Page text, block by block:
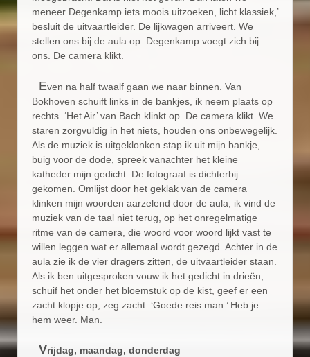
meneer Degenkamp iets moois uitzoeken, licht klassiek,’
besluit de uitvaartleider. De lijkwagen arriveert. We
stellen ons bij de aula op. Degenkamp voegt zich bij
ons. De camera klikt.
Even na half twaalf gaan we naar binnen. Van
Bokhoven schuift links in de bankjes, ik neem plaats op
rechts. ‘Het Air’ van Bach klinkt op. De camera klikt. We
staren zorgvuldig in het niets, houden ons onbewegelijk.
Als de muziek is uitgeklonken stap ik uit mijn bankje,
buig voor de dode, spreek vanachter het kleine
katheder mijn gedicht. De fotograaf is dichterbij
gekomen. Omlijst door het geklak van de camera
klinken mijn woorden aarzelend door de aula, ik vind de
muziek van de taal niet terug, op het onregelmatige
ritme van de camera, die woord voor woord lijkt vast te
willen leggen wat er allemaal wordt gezegd. Achter in de
aula zie ik de vier dragers zitten, de uitvaartleider staan.
Als ik ben uitgesproken vouw ik het gedicht in drieën,
schuif het onder het bloemstuk op de kist, geef er een
zacht klopje op, zeg zacht: ‘Goede reis man.’ Heb je
hem weer. Man.
Vrijdag, maandag, donderdag